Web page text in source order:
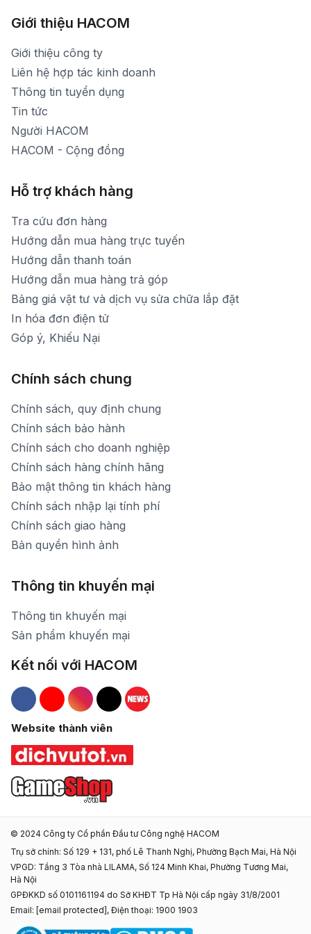
Thời gian mở cửa: Từ 8h30-19h hàng ngày
Xem bản đồ đường đi
1900 1903 (máy lẻ 159) -(028)73000322
1900 1903 (máy lẻ 160)
[email protected]
Thời gian mở cửa: Từ 8h30-20h hàng ngày
Giới thiệu HACOM
Giới thiệu công ty
Liên hệ hợp tác kinh doanh
Thông tin tuyển dụng
Tin tức
Người HACOM
HACOM - Cộng đồng
Hỗ trợ khách hàng
Tra cứu đơn hàng
Hướng dẫn mua hàng trực tuyến
Hướng dẫn thanh toán
Hướng dẫn mua hàng trả góp
Bảng giá vật tư và dịch vụ sửa chữa lắp đặt
In hóa đơn điện tử
Góp ý, Khiếu Nại
Chính sách chung
Chính sách, quy định chung
Chính sách bảo hành
Chính sách cho doanh nghiệp
Chính sách hàng chính hãng
Bảo mật thông tin khách hàng
Chính sách nhập lại tính phí
Chính sách giao hàng
Bản quyền hình ảnh
Thông tin khuyến mại
Thông tin khuyến mại
Sản phẩm khuyến mại
Kết nối với HACOM
Hacom Facebook
Hacom YouTube
Hacom Instagram
Hacom TikTok
Website thành viên
© 2024 Công ty Cổ phần Đầu tư Công nghệ HACOM
Trụ sở chính: Số 129 + 131, phố Lê Thanh Nghị, Phường Bạch Mai, Hà Nội
VPGD: Tầng 3 Tòa nhà LILAMA, Số 124 Minh Khai, Phường Tương Mai,
Hà Nội
GPĐKKD số 0101161194 do Sở KHĐT Tp Hà Nội cấp ngày 31/8/2001
Email: [email protected] , Điện thoại: 1900 1903